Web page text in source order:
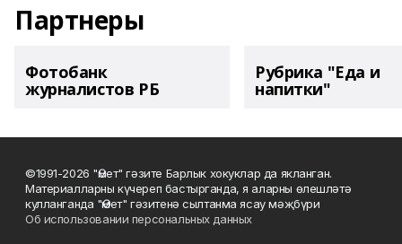
Партнеры
Фотобанк
журналистов РБ
Рубрика "Еда и
напитки"
©1991-2026 "Өмет" гәзите Барлык хокуклар да якланган.
Материалларны күчереп бастырганда, я аларны өлешләтә
кулланганда "Өмет" гәзитенә сылтанма ясау мәҗбүри
Об использовании персональных данных